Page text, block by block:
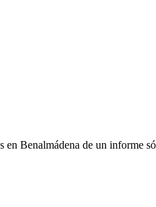
Benalmádena de un informe